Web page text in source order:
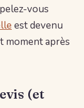
vous
est devenu
moment après
(et